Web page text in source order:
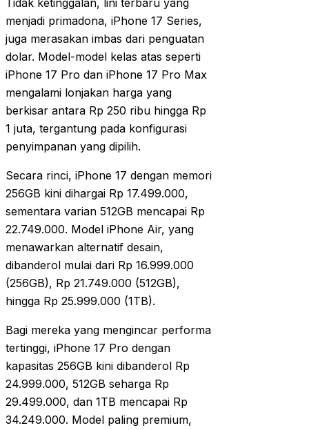
Tidak ketinggalan, lini terbaru yang
menjadi primadona, iPhone 17 Series,
juga merasakan imbas dari penguatan
dolar. Model-model kelas atas seperti
iPhone 17 Pro dan iPhone 17 Pro Max
mengalami lonjakan harga yang
berkisar antara Rp 250 ribu hingga Rp
1 juta, tergantung pada konfigurasi
penyimpanan yang dipilih.
Secara rinci, iPhone 17 dengan memori
256GB kini dihargai Rp 17.499.000,
sementara varian 512GB mencapai Rp
22.749.000. Model iPhone Air, yang
menawarkan alternatif desain,
dibanderol mulai dari Rp 16.999.000
(256GB), Rp 21.749.000 (512GB),
hingga Rp 25.999.000 (1TB).
Bagi mereka yang mengincar performa
tertinggi, iPhone 17 Pro dengan
kapasitas 256GB kini dibanderol Rp
24.999.000, 512GB seharga Rp
29.499.000, dan 1TB mencapai Rp
34.249.000. Model paling premium,